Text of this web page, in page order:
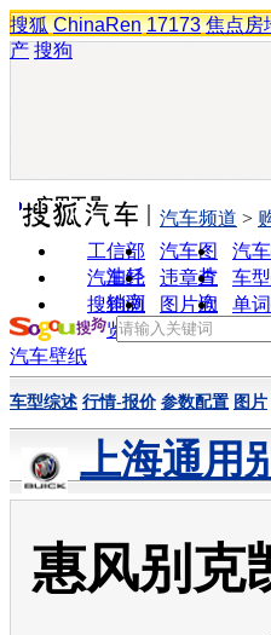
搜狐 ChinaRen 17173 焦点房
产 搜狗
实用工具
工信部
油耗
汽车图
片
汽
汽车经
销商
违章查
询
车
搜狗浏
览器
图片欣
赏
单
汽车频道 >
汽车壁纸
车型综述 行情-报价 参数配置 图片
上海通用
惠风别克